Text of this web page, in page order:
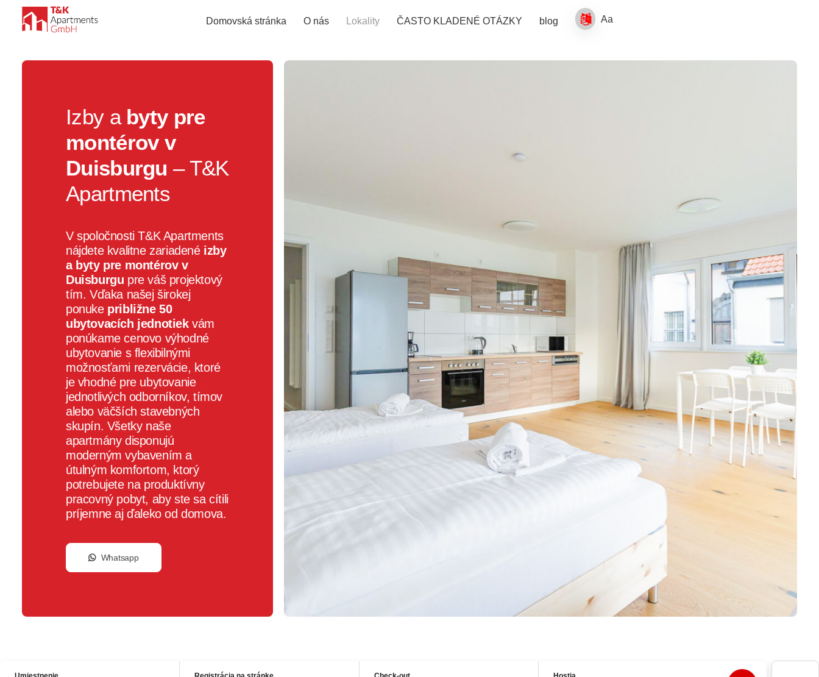
Domovská stránka O nás Lokality ČASTO KLADENÉ OTÁZKY blog Aa
Izby a byty pre
montérov v
Duisburgu – T&K
Apartments
V spoločnosti T&K Apartments
nájdete kvalitne zariadené izby
a byty pre montérov v
Duisburgu pre váš projektový
tím. Vďaka našej širokej
ponuke približne 50
ubytovacích jednotiekvám
ponúkame cenovo výhodné
ubytovanie s flexibilnými
možnosťami rezervácie, ktoré
je vhodné pre ubytovanie
jednotlivých odborníkov, tímov
alebo väčších stavebných
skupín. Všetky naše
apartmány disponujú
moderným vybavením a
útulným komfortom, ktorý
potrebujete na produktívny
pracovný pobyt, aby ste sa cítili
príjemne aj ďaleko od domova.
Whatsapp